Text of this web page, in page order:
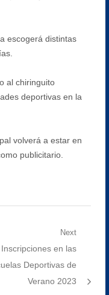
escogerá distintas
al chiringuito
deportivas en la
volverá a estar en
publicitario.
Next
Next
post:
Inscripciones en las
Deportivas de
Verano 2023